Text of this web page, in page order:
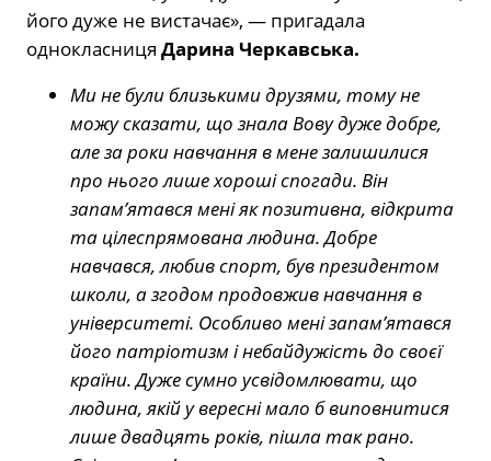
його дуже не вистачає», — пригадала
однокласниця Дарина Черкавська.
Ми не були близькими друзями, тому не
можу сказати, що знала Вову дуже добре,
але за роки навчання в мене залишилися
про нього лише хороші спогади. Він
запам’ятався мені як позитивна, відкрита
та цілеспрямована людина. Добре
навчався, любив спорт, був президентом
школи, а згодом продовжив навчання в
університеті. Особливо мені запам’ятався
його патріотизм і небайдужість до своєї
країни. Дуже сумно усвідомлювати, що
людина, якій у вересні мало б виповнитися
лише двадцять років, пішла так рано.